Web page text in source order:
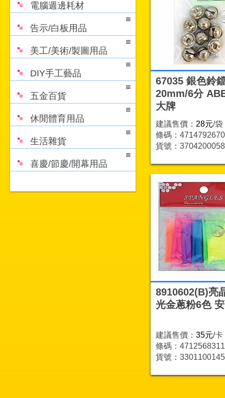
電腦週邊耗材
告示/白板用品
美工/美術/製圖用品
DIY手工藝品
五金百貨
休閒體育用品
生活雜貨
喜慶/節慶/開幕用品
67035 銀色鈴
20mm/6分
大牌
建議售價： 28元/袋
條碼：
貨號：3704200058
8910602(B)亮
光金蔥粉6色
建議售價： 35元/卡
條碼：
貨號：3301100145